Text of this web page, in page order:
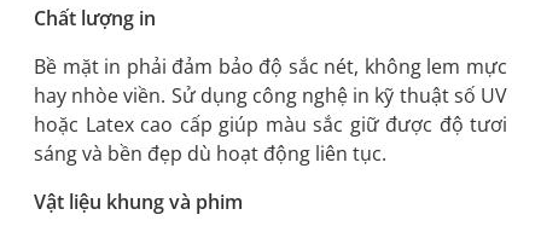
Chất lượng in
Bề mặt in phải đảm bảo độ sắc nét, không lem mực
hay nhòe viền. Sử dụng công nghệ in kỹ thuật số UV
hoặc Latex cao cấp giúp màu sắc giữ được độ tươi
sáng và bền đẹp dù hoạt động liên tục.
Vật liệu khung và phim